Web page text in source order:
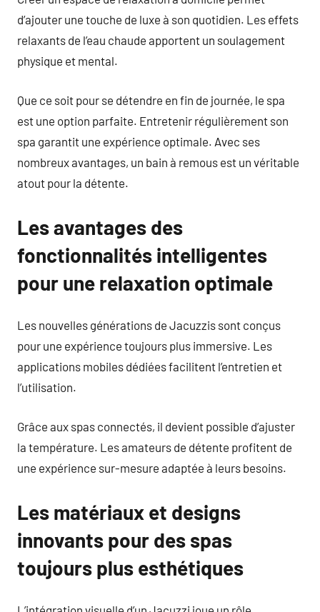
d’ajouter une touche de luxe à son quotidien. Les effets
relaxants de l’eau chaude apportent un soulagement
physique et mental.
Que ce soit pour se détendre en fin de journée, le spa
est une option parfaite. Entretenir régulièrement son
spa garantit une expérience optimale. Avec ses
nombreux avantages, un bain à remous est un véritable
atout pour la détente.
Les avantages des
fonctionnalités intelligentes
pour une relaxation optimale
Les nouvelles générations de Jacuzzis sont conçus
pour une expérience toujours plus immersive. Les
applications mobiles dédiées facilitent l’entretien et
l’utilisation.
Grâce aux spas connectés, il devient possible d’ajuster
la température. Les amateurs de détente profitent de
une expérience sur-mesure adaptée à leurs besoins.
Les matériaux et designs
innovants pour des spas
toujours plus esthétiques